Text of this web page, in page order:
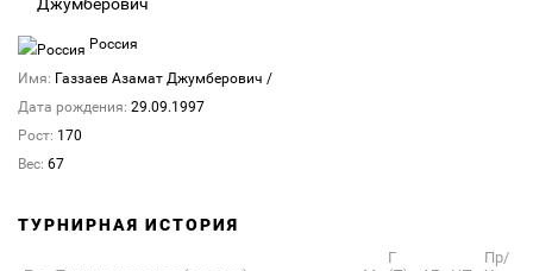
Россия
Имя: Газзаев Азамат Джумберович /
Дата рождения: 29.09.1997
Рост: 170
Вес: 67
ТУРНИРНАЯ ИСТОРИЯ
Г
Пр/